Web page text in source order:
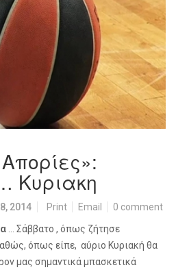
Κυριακη
2014 Print Email
0 comment
… Σάββατο , όπως ζήτησε
όπως είπε, αύριο Κυριακή θα
μας σημαντικά μπασκετικά